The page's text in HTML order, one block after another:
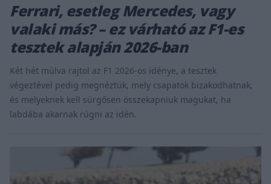
Ferrari, esetleg Mercedes, vagy
valaki más? – ez várható az F1-es
tesztek alapján 2026-ban
Két hét múlva rajtol az F1 2026-os idénye, a tesztek
végeztével pedig megnéztük, mely csapatok bizakodhatnak,
és melyeknek kell sürgősen összekapniuk magukat, ha
labdába akarnak rúgni az idén.